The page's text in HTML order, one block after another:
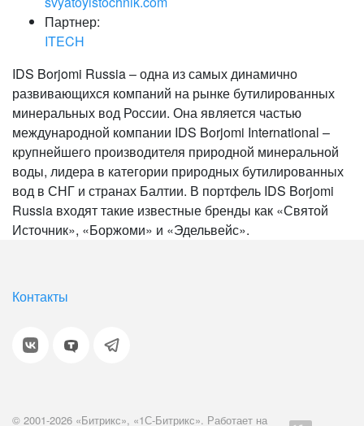
Партнер:
ITECH
IDS Borjomi Russia – одна из самых динамично
развивающихся компаний на рынке бутилированных
минеральных вод России. Она является частью
международной компании IDS Borjomi International –
крупнейшего производителя природной минеральной
воды, лидера в категории природных бутилированных
вод в СНГ и странах Балтии. В портфель IDS Borjomi
Russia входят такие известные бренды как «Святой
Источник», «Боржоми» и «Эдельвейс».
Контакты
© 2001-2026 «Битрикс», «1С-Битрикс». Работает на